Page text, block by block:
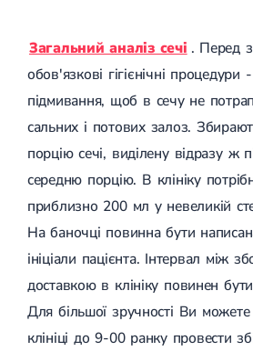
Загальний аналіз сечі . Перед
обов'язкові гігієнічні
підмивання, щоб в сечу не
сальних і потових залоз.
порцію сечі, виділену відразу ж
середню порцію. В клініку
приблизно 200 мл у невеликій
На баночці повинна бути
ініціали пацієнта. Інтервал між
доставкою в клініку повинен
Для більшої зручності Ви
клініці до 9-00 ранку провести